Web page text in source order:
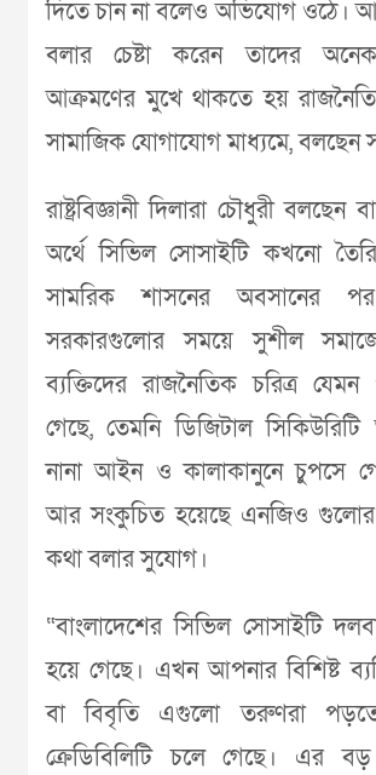
দিতে চান না বলেও অভিযোগ ওঠে।
বলার চেষ্টা করেন তাদের
আক্রমণের মুখে থাকতে হয়
সামাজিক যোগাযোগ মাধ্যমে, বলছেন
রাষ্ট্রবিজ্ঞানী দিলারা চৌধুরী বলছেন
অর্থে সিভিল সোসাইটি কখনো
সামরিক শাসনের অবসানের
সরকারগুলোর সময়ে সুশীল
ব্যক্তিদের রাজনৈতিক চরিত্র যেমন
গেছে, তেমনি ডিজিটাল সিকিউরিটি
নানা আইন ও কালাকানুনে চুপসে
আর সংকুচিত হয়েছে এনজিও গুলোর
কথা বলার সুযোগ।
“বাংলাদেশের সিভিল সোসাইটি
হয়ে গেছে। এখন আপনার বিশিষ্ট
বা বিবৃতি এগুলো তরুণরা
ক্রেডিবিলিটি চলে গেছে। এর